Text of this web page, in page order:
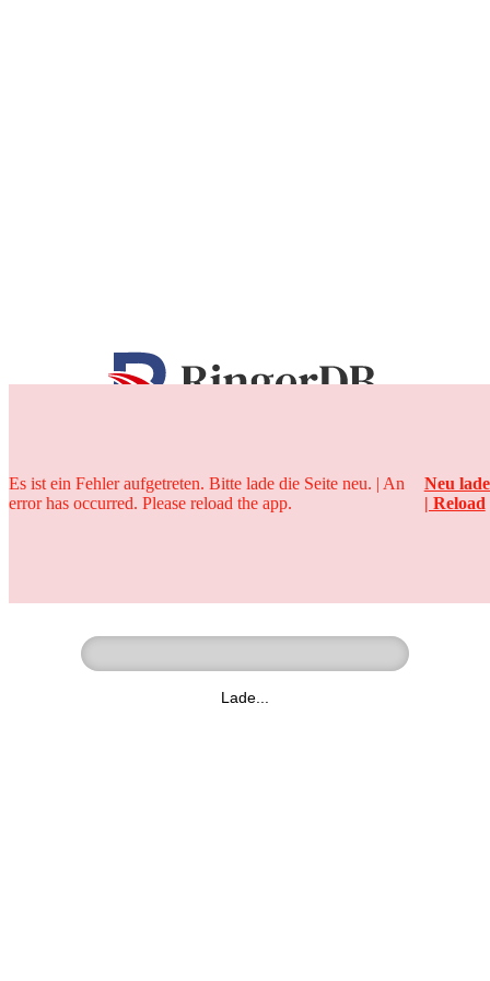
25 Jahre
Lade...
Es ist ein Fehler aufgetreten. Bitte lade die Seite neu. | An
error has occurred. Please reload the app.
Neu
| Reload